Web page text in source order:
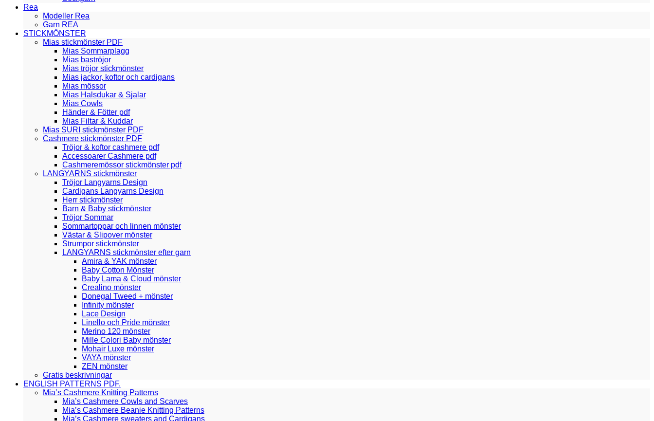
Rea
Modeller Rea
Garn REA
STICKMÖNSTER
Mias stickmönster PDF
Mias Sommarplagg
Mias baströjor
Mias tröjor stickmönster
Mias jackor, koftor och cardigans
Mias mössor
Mias Halsdukar & Sjalar
Mias Cowls
Händer & Fötter pdf
Mias Filtar & Kuddar
Mias SURI stickmönster PDF
Cashmere stickmönster PDF
Tröjor & koftor cashmere pdf
Accessoarer Cashmere pdf
Cashmeremössor stickmönster pdf
LANGYARNS stickmönster
Tröjor Langyarns Design
Cardigans Langyarns Design
Herr stickmönster
Barn & Baby stickmönster
Tröjor Sommar
Sommartoppar och linnen mönster
Västar & Slipover mönster
Strumpor stickmönster
LANGYARNS stickmönster efter garn
Amira & YAK mönster
Baby Cotton Mönster
Baby Lama & Cloud mönster
Crealino mönster
Donegal Tweed + mönster
Infinity mönster
Lace Design
Linello och Pride mönster
Merino 120 mönster
Mille Colori Baby mönster
Mohair Luxe mönster
VAYA mönster
ZEN mönster
Gratis beskrivningar
ENGLISH PATTERNS PDF.
Mia’s Cashmere Knitting Patterns
Mia’s Cashmere Cowls and Scarves
Mia’s Cashmere Beanie Knitting Patterns
Mia’s Cashmere sweaters and Cardigans